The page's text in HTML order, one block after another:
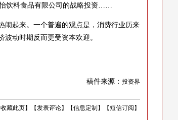
饮料食品有限公司的战略投资……
起来。一个普遍的观点是，消费行业历来
动时期反而更受资本欢迎。
稿件来源： 投资界
【短信订阅 】
【信息定制 】
【发表评论】
收藏此页】